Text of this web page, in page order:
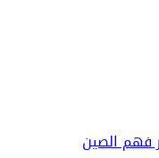
فهم الصين